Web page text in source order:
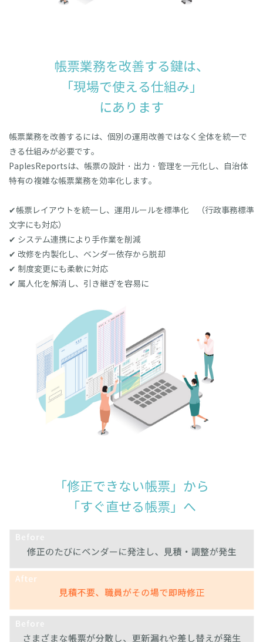
帳票業務を改善する鍵は、
「現場で使える仕組み」
にあります
帳票業務を改善するには、個別の運用改善ではなく全体を統一で
きる仕組みが必要です。
PaplesReportsは、帳票の設計・出力・管理を一元化し、自治体
特有の複雑な帳票業務を効率化します。
✔帳票レイアウトを統一し、運用ルールを標準化 （行政事務標準
文字にも対応）
✔ システム連携により手作業を削減
✔ 改修を内製化し、ベンダー依存から脱却
✔ 制度変更にも柔軟に対応
✔ 属人化を解消し、引き継ぎを容易に
「修正できない帳票」から
「すぐ直せる帳票」へ